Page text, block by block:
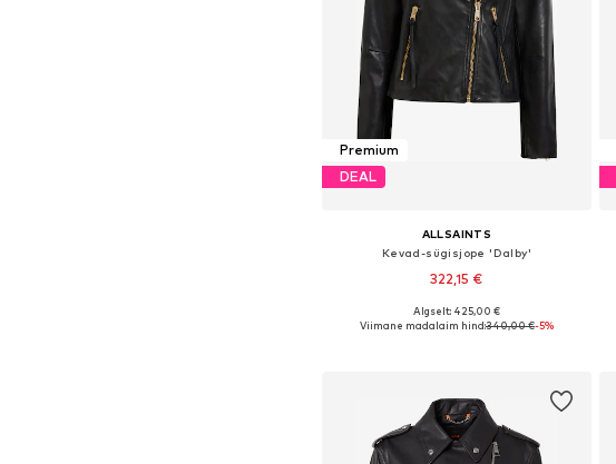
Premium
DEAL
ALLSAINTS
Kevad-sügisjope 'Dalby'
322,15 €
Saadaolevad suurused: XS, S, M, L, XXL
Algselt: 425,00 €
Viimane madalaim hind:340,00 €-5%